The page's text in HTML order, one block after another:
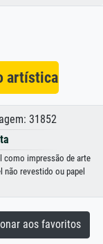
artística
31852
como impressão de arte
não revestido ou papel
aos favoritos